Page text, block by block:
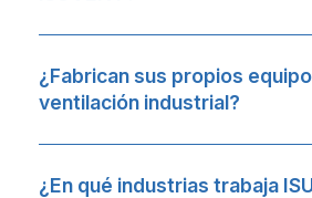
¿Fabrican sus propios
ventilación industrial?
¿En qué industrias trabaja